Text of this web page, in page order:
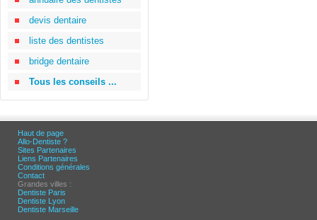
devis dentaire
liste des dentistes
bridge dentaire
Tous les conseils ...
Haut de page
Allo-Dentiste ?
Sites Partenaires
Liens Partenaires
Conditions générales
Contact
Grandes villes :
Dentiste Paris
Dentiste Lyon
Dentiste Marseille